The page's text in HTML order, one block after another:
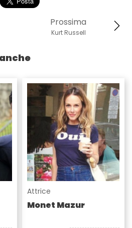
Prossima
Kurt Russell
Attrice
Monet Mazur